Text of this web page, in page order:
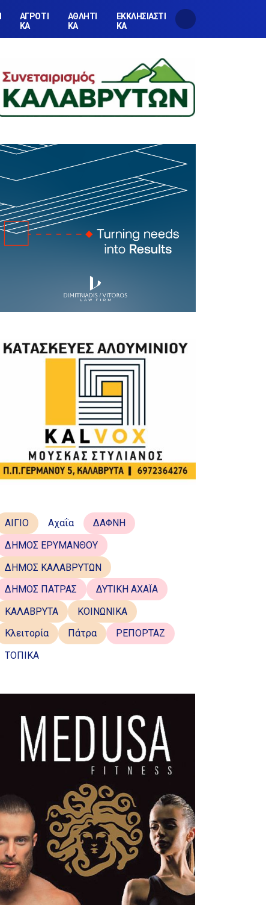
ΑΓΡΟΤΙ
ΚΑ
ΑΘΛΗΤΙ
ΚΑ
ΕΚΚΛΗΣΙΑΣΤΙ
ΚΑ
ΑΙΓΙΟ Αχαΐα
ΔΑΦΝΗ
ΔΗΜΟΣ ΕΡΥΜΑΝΘΟΥ
ΔΗΜΟΣ ΚΑΛΑΒΡΥΤΩΝ
ΔΗΜΟΣ ΠΑΤΡΑΣ
ΔΥΤΙΚΗ ΑΧΑΪΑ
ΚΑΛΑΒΡΥΤΑ
ΚΟΙΝΩΝΙΚΑ
Κλειτορία
Πάτρα
ΡΕΠΟΡΤΑΖ
ΤΟΠΙΚΑ